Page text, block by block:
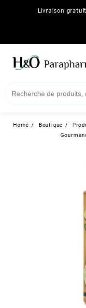
Livraison
Home Boutique